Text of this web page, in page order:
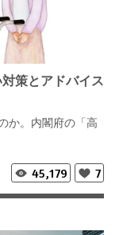
策とアドバイス
か。内閣府の「高
45,179 7